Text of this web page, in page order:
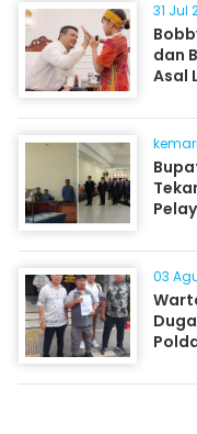
31 Jul
dan
Asal
03